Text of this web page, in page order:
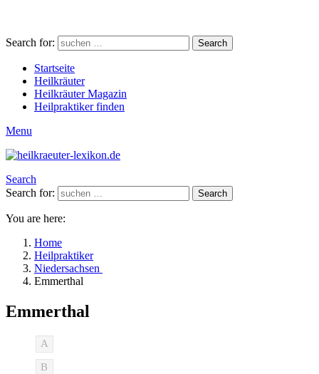
Search for: Search
Startseite
Heilkräuter
Heilkräuter Magazin
Heilpraktiker finden
Menu
Search
Search for:
Search
You are here:
Home
Heilpraktiker
Niedersachsen
Emmerthal
Emmerthal
A
B